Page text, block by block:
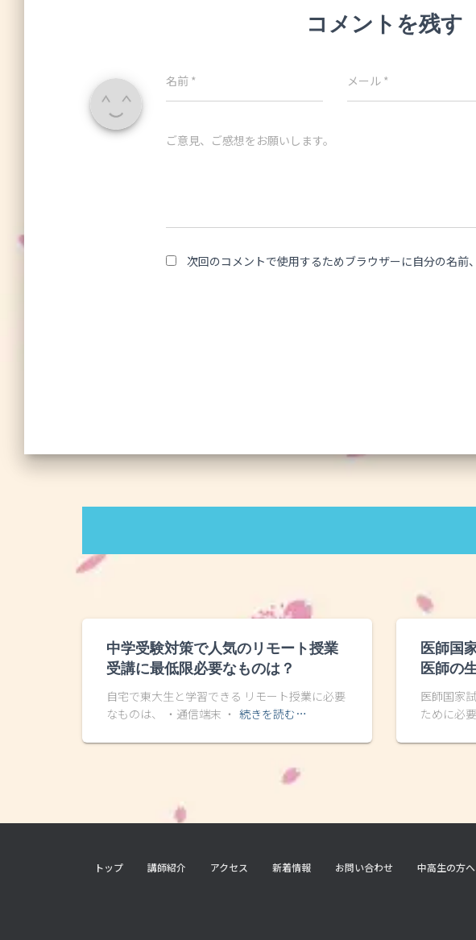
コメントを残す
名前 * メール *
ご意見、ご感想をお願いします。
次回のコメントで使用するためブラウザーに自分の名前
中学受験対策で人気のリモート授業
受講に最低限必要なものは？
自宅で東大生と学習できる リモート授業に必要
なものは、 ・通信端末 ・ 続きを読む…
医師国
医師の
医師国家
ために必
トップ 講師紹介 アクセス 新着情報 お問い合わせ 中高生の方へ